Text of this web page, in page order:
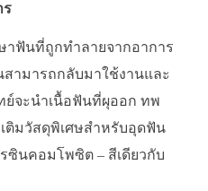
ร
าฟันที่ถูกทำลายจากอาการ
ามารถกลับมาใช้งานและ
ย์จะนำเนื้อฟันที่ผุออก ทพ
ติมวัสดุพิเศษสำหรับอุดฟัน
ซินคอมโพซิต – สีเดียวกับ